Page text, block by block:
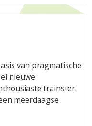
van pragmatische
nieuwe
trainster.
meerdaagse